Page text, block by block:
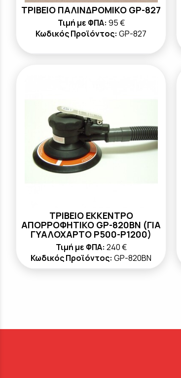
ΤΡΙΒΕΙΟ ΠΑΛΙΝΔΡΟΜΙΚΟ GP-827
Τιμή με ΦΠΑ: 95 €
Κωδικός Προϊόντος: GP-827
ΤΡΙΒΕΙΟ ΕΚΚΕΝΤΡΟ
ΑΠΟΡΡΟΦΗΤΙΚΟ GP-820BN (ΓΙΑ
ΓΥΑΛΟΧΑΡΤΟ P500-P1200)
Τιμή με ΦΠΑ: 240 €
Κωδικός Προϊόντος: GP-820BN